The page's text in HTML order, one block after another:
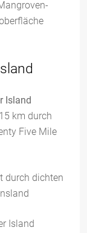
Island
km durch
Five Mile
Island